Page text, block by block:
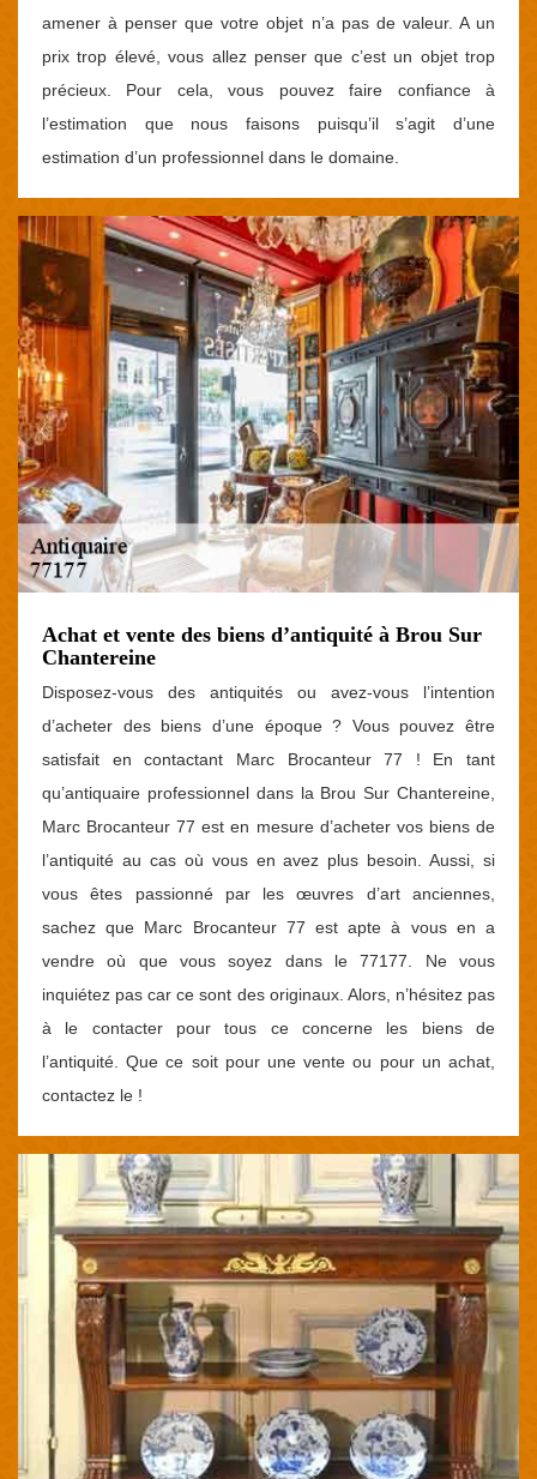
amener à penser que votre objet n’a pas de valeur. A un
prix trop élevé, vous allez penser que c’est un objet trop
précieux. Pour cela, vous pouvez faire confiance à
l’estimation que nous faisons puisqu’il s’agit d’une
estimation d’un professionnel dans le domaine.
Achat et vente des biens d’antiquité à Brou Sur
Chantereine
Disposez-vous des antiquités ou avez-vous l’intention
d’acheter des biens d’une époque ? Vous pouvez être
satisfait en contactant Marc Brocanteur 77 ! En tant
qu’antiquaire professionnel dans la Brou Sur Chantereine,
Marc Brocanteur 77 est en mesure d’acheter vos biens de
l’antiquité au cas où vous en avez plus besoin. Aussi, si
vous êtes passionné par les œuvres d’art anciennes,
sachez que Marc Brocanteur 77 est apte à vous en a
vendre où que vous soyez dans le 77177. Ne vous
inquiétez pas car ce sont des originaux. Alors, n’hésitez pas
à le contacter pour tous ce concerne les biens de
l’antiquité. Que ce soit pour une vente ou pour un achat,
contactez le !